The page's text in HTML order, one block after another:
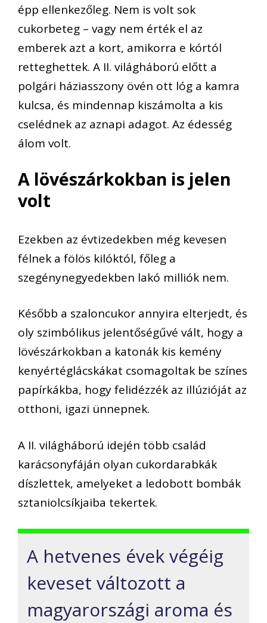
épp ellenkezőleg. Nem is volt sok
cukorbeteg – vagy nem érték el az
emberek azt a kort, amikorra e kórtól
retteghettek. A II. világháború előtt a
polgári háziasszony övén ott lóg a kamra
kulcsa, és mindennap kiszámolta a kis
cselédnek az aznapi adagot. Az édesség
álom volt.
A lövészárkokban is jelen
volt
Ezekben az évtizedekben még kevesen
félnek a fölös kilóktól, főleg a
szegénynegyedekben lakó milliók nem.
Később a szaloncukor annyira elterjedt, és
oly szimbólikus jelentőségűvé vált, hogy a
lövészárkokban a katonák kis kemény
kenyértéglácskákat csomagoltak be színes
papírkákba, hogy felidézzék az illúzióját az
otthoni, igazi ünnepnek.
A II. világháború idején több család
karácsonyfáján olyan cukordarabkák
díszlettek, amelyeket a ledobott bombák
sztaniolcsíkjaiba tekertek.
A hetvenes évek végéig
keveset változott a
magyarországi aroma és